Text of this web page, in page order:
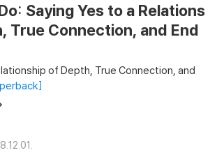
Saying Yes to a Relations
True Connection, and End
of Depth, True Connection, and